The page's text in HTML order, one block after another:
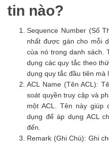
tin nào?
Sequence Number (Số
nhất được gán cho mỗi
của nó trong danh sách.
dụng các quy tắc theo
dụng quy tắc đầu tiên mà
ACL Name (Tên ACL):
soát quyền truy cập và
một ACL. Tên này giúp
dụng để áp dụng ACL
đến.
Remark (Ghi Chú): Ghi